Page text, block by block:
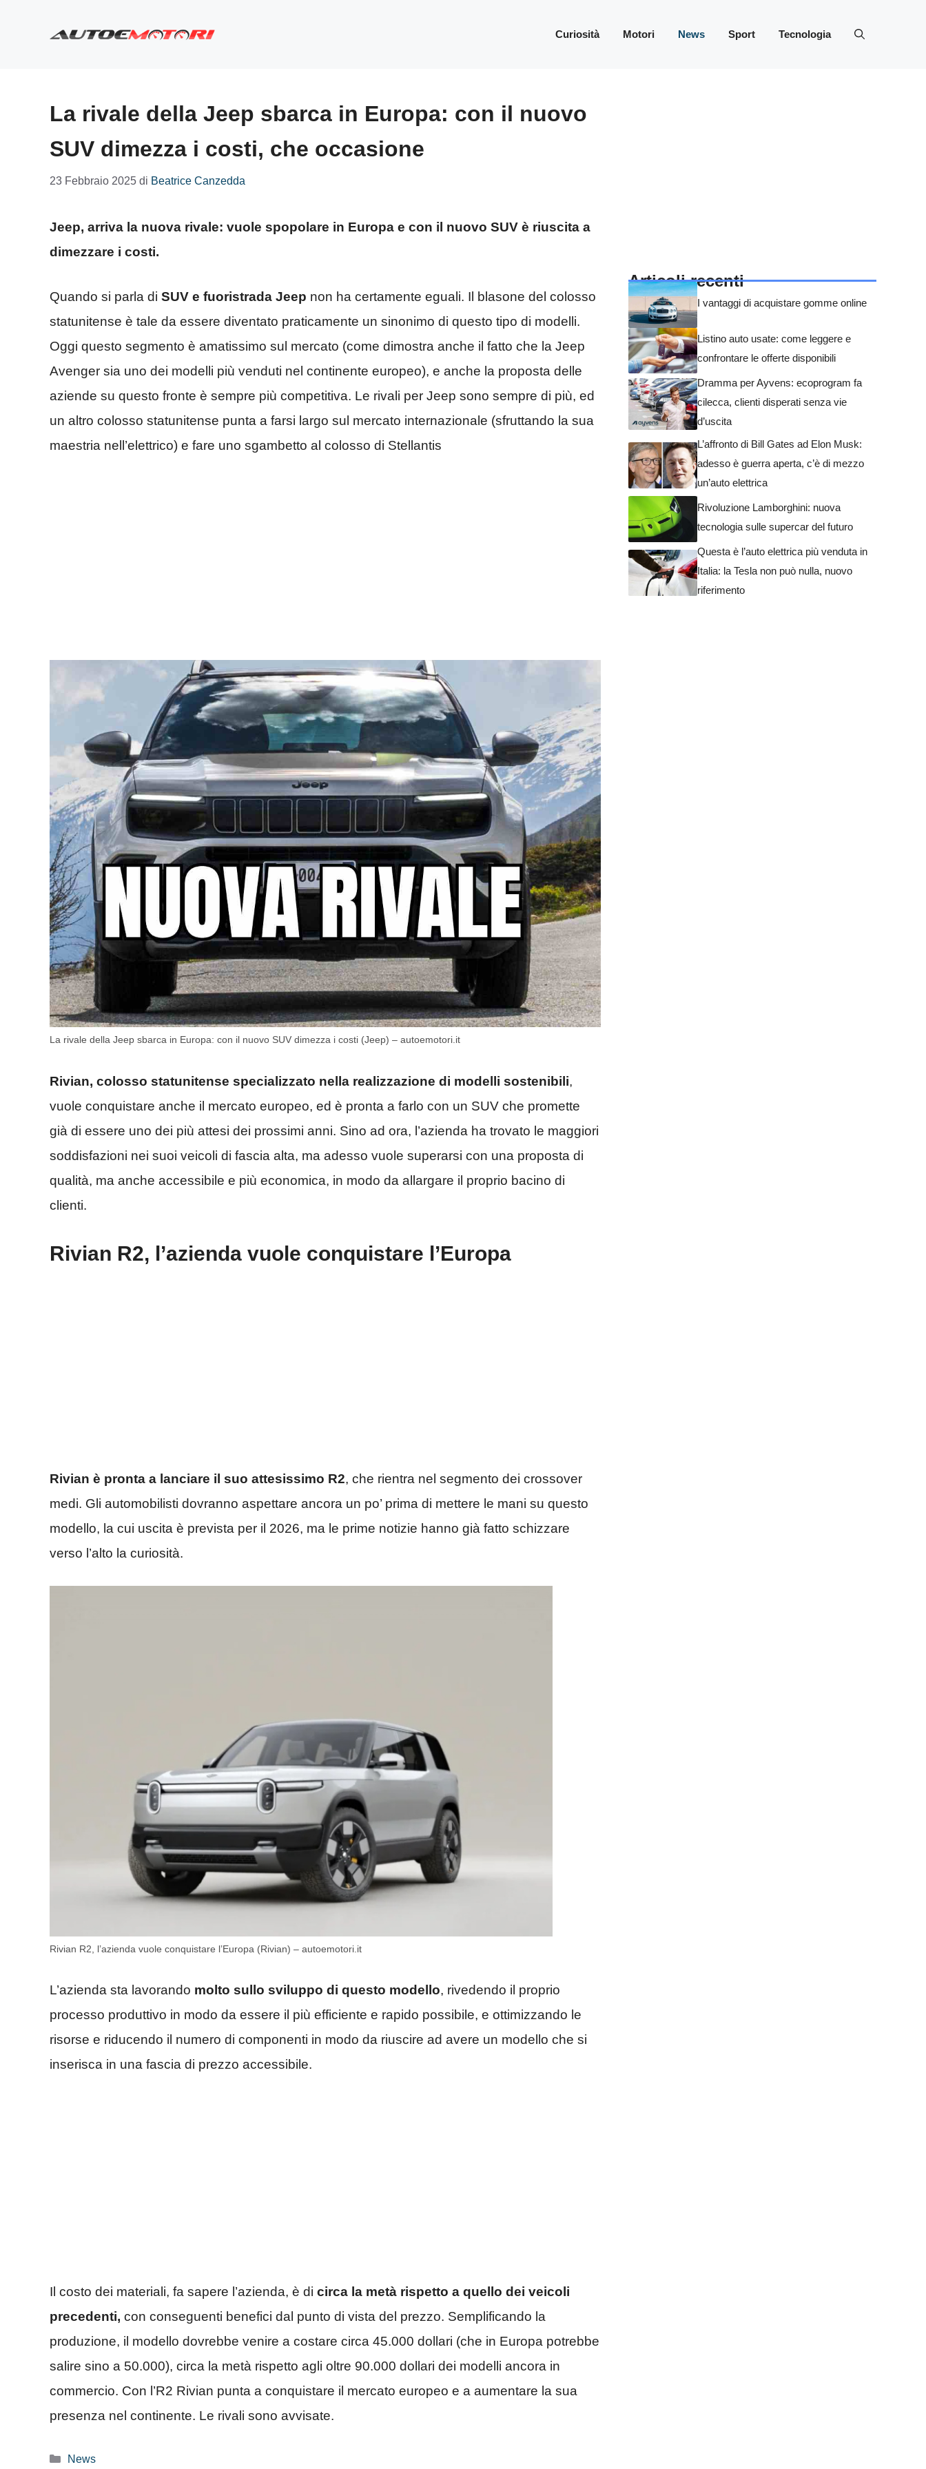
Curiosità Motori News Sport Tecnologia
La rivale della Jeep sbarca in Europa: con il nuovo
SUV dimezza i costi, che occasione
23 Febbraio 2025 di Beatrice Canzedda
Jeep, arriva la nuova rivale: vuole spopolare in Europa e con il nuovo SUV è riuscita a
dimezzare i costi.
Quando si parla di SUV e fuoristrada Jeep non ha certamente eguali. Il blasone del colosso
statunitense è tale da essere diventato praticamente un sinonimo di questo tipo di modelli.
Oggi questo segmento è amatissimo sul mercato (come dimostra anche il fatto che la Jeep
Avenger sia uno dei modelli più venduti nel continente europeo), e anche la proposta delle
aziende su questo fronte è sempre più competitiva. Le rivali per Jeep sono sempre di più, ed
un altro colosso statunitense punta a farsi largo sul mercato internazionale (sfruttando la sua
maestria nell’elettrico) e fare uno sgambetto al colosso di Stellantis
La rivale della Jeep sbarca in Europa: con il nuovo SUV dimezza i costi (Jeep) – autoemotori.it
Rivian, colosso statunitense specializzato nella realizzazione di modelli sostenibili,
vuole conquistare anche il mercato europeo, ed è pronta a farlo con un SUV che promette
già di essere uno dei più attesi dei prossimi anni. Sino ad ora, l’azienda ha trovato le maggiori
soddisfazioni nei suoi veicoli di fascia alta, ma adesso vuole superarsi con una proposta di
qualità, ma anche accessibile e più economica, in modo da allargare il proprio bacino di
clienti.
Rivian R2, l’azienda vuole conquistare l’Europa
Rivian è pronta a lanciare il suo attesissimo R2, che rientra nel segmento dei crossover
medi. Gli automobilisti dovranno aspettare ancora un po’ prima di mettere le mani su questo
modello, la cui uscita è prevista per il 2026, ma le prime notizie hanno già fatto schizzare
verso l’alto la curiosità.
Rivian R2, l’azienda vuole conquistare l’Europa (Rivian) – autoemotori.it
L’azienda sta lavorando molto sullo sviluppo di questo modello, rivedendo il proprio
processo produttivo in modo da essere il più efficiente e rapido possibile, e ottimizzando le
risorse e riducendo il numero di componenti in modo da riuscire ad avere un modello che si
inserisca in una fascia di prezzo accessibile.
Il costo dei materiali, fa sapere l’azienda, è di circa la metà rispetto a quello dei veicoli
precedenti, con conseguenti benefici dal punto di vista del prezzo. Semplificando la
produzione, il modello dovrebbe venire a costare circa 45.000 dollari (che in Europa potrebbe
salire sino a 50.000), circa la metà rispetto agli oltre 90.000 dollari dei modelli ancora in
commercio. Con l’R2 Rivian punta a conquistare il mercato europeo e a aumentare la sua
presenza nel continente. Le rivali sono avvisate.
Categorie
News
Articoli recenti
I vantaggi di acquistare gomme online
Listino auto usate: come leggere e
confrontare le offerte disponibili
Dramma per Ayvens: ecoprogram fa
cilecca, clienti disperati senza vie
d’uscita
L’affronto di Bill Gates ad Elon Musk:
adesso è guerra aperta, c’è di mezzo
un’auto elettrica
Rivoluzione Lamborghini: nuova
tecnologia sulle supercar del futuro
Questa è l’auto elettrica più venduta in
Italia: la Tesla non può nulla, nuovo
riferimento